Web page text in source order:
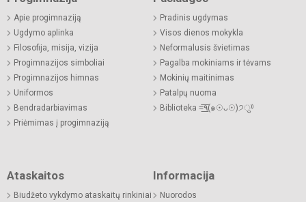
Apie progimnaziją
Ugdymo aplinka
Filosofija, misija, vizija
Progimnazijos simboliai
Progimnazijos himnas
Uniformos
Bendradarbiavimas
Priėmimas į progimnaziją
Pradinis ugdymas
Visos dienos mokykla
Neformalusis švietimas
Pagalba mokiniams ir tėvams
Mokinių maitinimas
Patalpų nuoma
Biblioteka =͟͟͞͞٩(๑☉ᴗ☉)੭ु⁾⁾
Ataskaitos
Biudžeto vykdymo ataskaitų rinkiniai
Informacija
Nuorodos